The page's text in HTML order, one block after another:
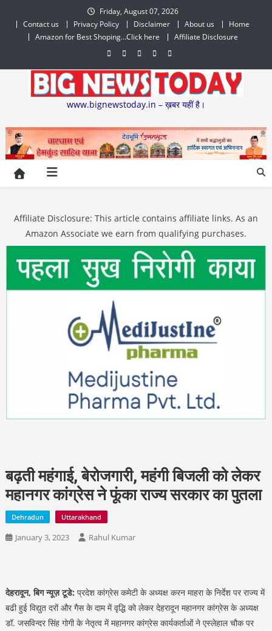
content
Friday, August 07, 2026
Contact us
Privacy Policy Disclaimer About us
Home
Amazon for Best Shoping…Click here
Affiliate Disclosure
www.bignewstoday.in – ख़बर यहीं है।
Affiliate Disclosure: This article contains affiliate links. As an
Amazon Associate we earn from qualifying purchases.
बढ़ती महंगाई, बेरोजगारी, महंगी बिजली को लेकर
महानगर कांग्रेस ने फूंका राज्य सरकार का पुतला
Dehradun Uttarakhand
January 3, 2023 Rahul Kumar
देहरादून, बिग न्यूज़ टूडे: प्रदेश कांग्रेस कमेटी के अध्यक्ष करन माहरा के निर्देश पर राज्य में
बढी हुई विद्युत दरों और गैस के दाम में वृद्धि को लेकर देहरादून महानगर कांग्रेस के अध्यक्ष
डॉ. जसविन्दर सिंह गोगी के नेतृत्व में महानगर कांग्रेस कार्यकर्ताओं ने एस्लेहाल चौक पर